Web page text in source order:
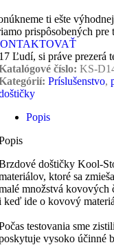
ti ešte
prispôsobených pre
Ľudí, si práve prezerá
číslo: KS-
Príslušenstvo,
Popis
doštičky Kool-
ktoré sa
množstvá kovových
keď ide o kovový
testovania sme
vysoko účinné